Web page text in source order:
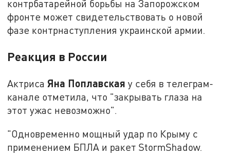
контрбатарейной борьбы на Запорожском
фронте может свидетельствовать о новой
фазе контрнаступления украинской армии.
Реакция в России
Актриса Яна Поплавская у себя в телеграм-
канале отметила, что "закрывать глаза на
этот ужас невозможно".
"Одновременно мощный удар по Крыму с
применением БПЛА и ракет StormShadow.